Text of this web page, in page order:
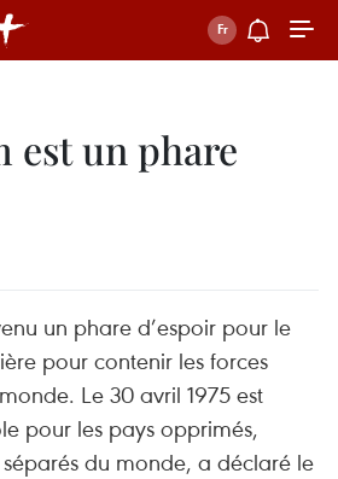
est un phare
un phare d’espoir pour le
pour contenir les forces
Le 30 avril 1975 est
pour les pays opprimés,
du monde, a déclaré le